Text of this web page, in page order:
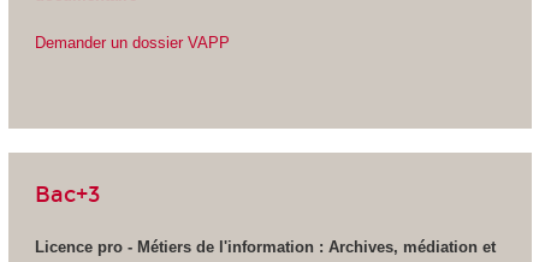
Demander un dossier VAPP
Bac+3
Licence pro - Métiers de l'information : Archives, médiation et